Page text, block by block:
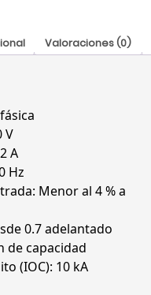
Valoraciones (0)
V
A
Hz
Menor al 4 % a
0.7 adelantado
de capacidad
(IOC): 10 kA